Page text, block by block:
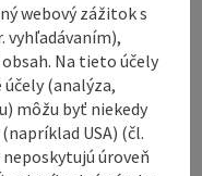
the municipality of
of all ages.
starts at the
through the
the most modern
Climbing the
webový zážitok s
vyhľadávaním),
Na tieto účely
(analýza,
môžu byť niekedy
USA) (čl.
neposkytujú úroveň